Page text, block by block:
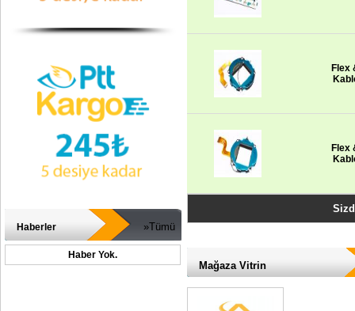
Haberler »Tümü
Haber Yok.
Flex
Flex
Mağaza Vitrin